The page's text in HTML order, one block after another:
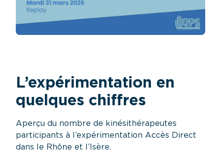
L’expérimentation en
quelques chiffres
Aperçu du nombre de kinésithérapeutes
participants à l’expérimentation Accès Direct
dans le Rhône et l’Isère.